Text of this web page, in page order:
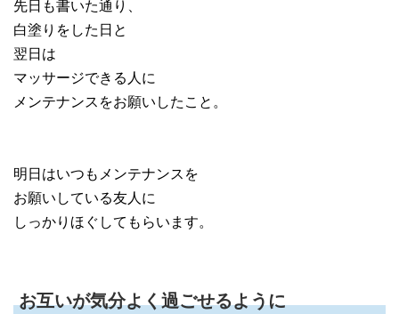
先日も書いた通り、
白塗りをした日と
翌日は
マッサージできる人に
メンテナンスをお願いしたこと。
明日はいつもメンテナンスを
お願いしている友人に
しっかりほぐしてもらいます。
お互いが気分よく過ごせるように